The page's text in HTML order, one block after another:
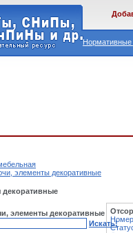
Нормативные
элементы декоративные
декоративные
элементы декоративные
Искать!